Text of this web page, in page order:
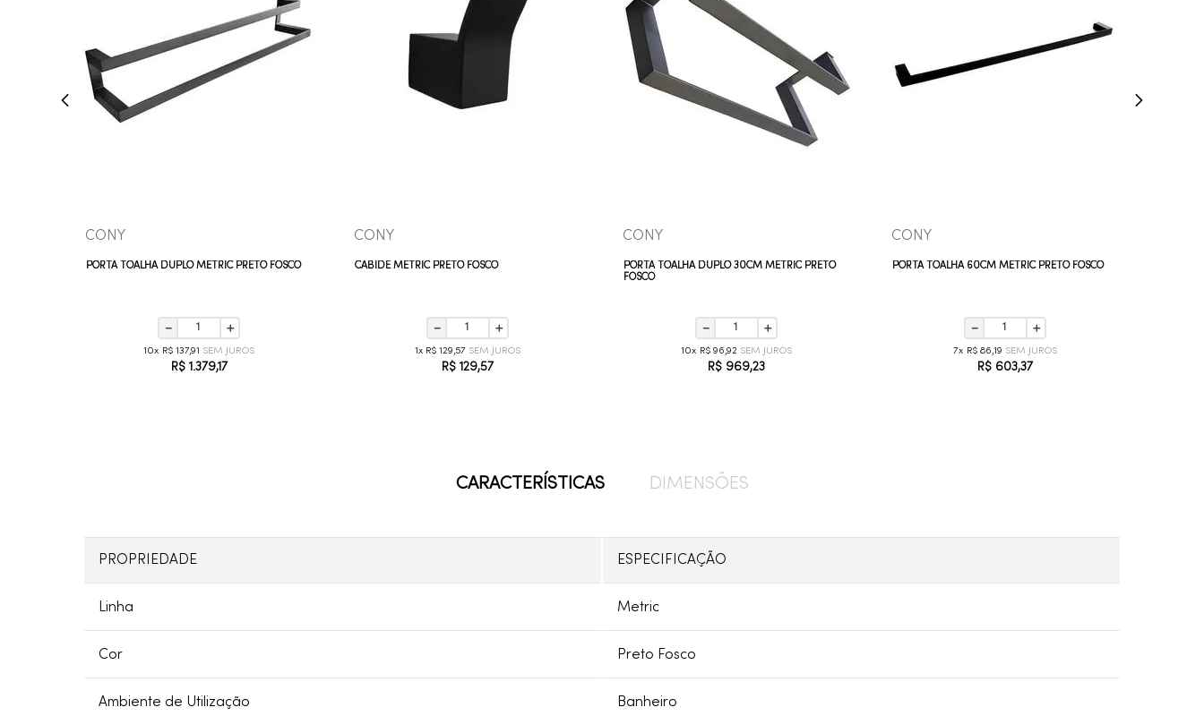
COMPRAR AGORA
CONY
PORTA TOALHA DUPLO METRIC PRETO FOSCO
＋
－
10 R$ 137,91
R$ 1 .379,17
CONY
CABIDE METRIC PRETO FOSCO
＋
－
1 R$ 129,57
R$ 129,57
VEJA MAIS
CONY
PORTA TOALHA DUPLO 30CM METRIC PRETO
FOSCO
＋
－
10 R$ 96,92
R$ 969,23
COMPRAR AGORA
CONY
PORTA TOALHA 60CM METRIC PRETO FOSCO
＋
－
7 R$ 86,19
R$ 603,37
CARACTERÍSTICAS DIMENSÕES
PROPRIEDADE ESPECIFICAÇÃO
Linha Metric
Cor Preto Fosco
Ambiente de Utilização Banheiro